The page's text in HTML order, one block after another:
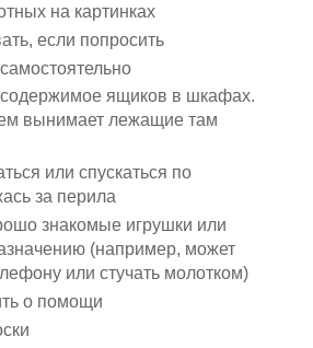
на картинках
если попросить
содержимое ящиков в шкафах.
вынимает лежащие там
или спускаться по
за перила
знакомые игрушки или
(например, может
или стучать молотком)
о помощи